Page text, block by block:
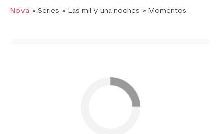
Nova » Series » Las mil y una noches » Momentos